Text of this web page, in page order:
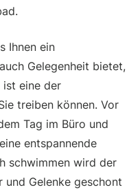
Ihnen ein
Gelegenheit bietet,
ist eine der
treiben können. Vor
Tag im Büro und
entspannende
schwimmen wird der
und Gelenke geschont